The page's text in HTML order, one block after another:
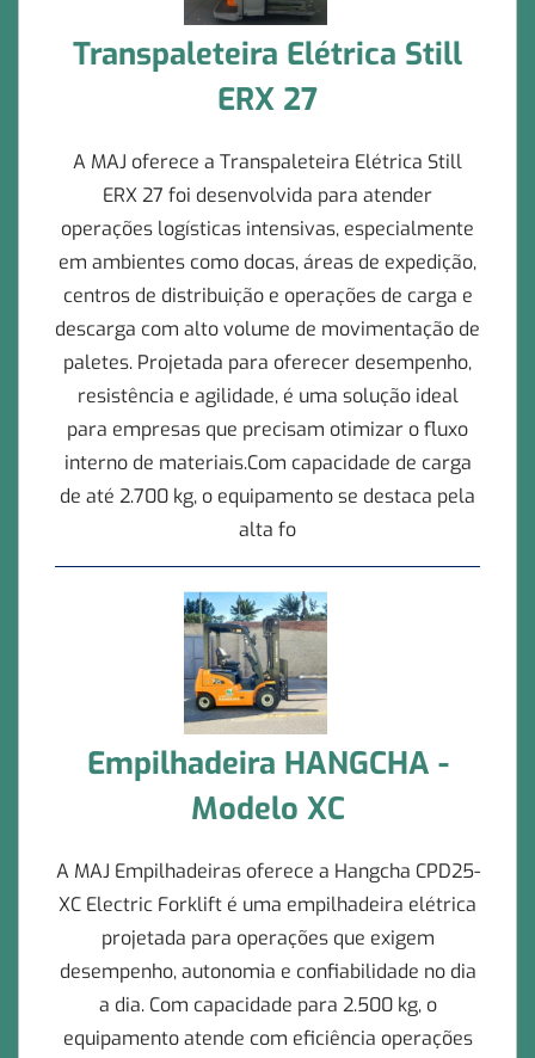
Transpaleteira Elétrica Still
ERX 27
A MAJ oferece a Transpaleteira Elétrica Still
ERX 27 foi desenvolvida para atender
operações logísticas intensivas, especialmente
em ambientes como docas, áreas de expedição,
centros de distribuição e operações de carga e
descarga com alto volume de movimentação de
paletes. Projetada para oferecer desempenho,
resistência e agilidade, é uma solução ideal
para empresas que precisam otimizar o fluxo
interno de materiais.Com capacidade de carga
de até 2.700 kg, o equipamento se destaca pela
alta fo
Empilhadeira HANGCHA -
Modelo XC
A MAJ Empilhadeiras oferece a Hangcha CPD25-
XC Electric Forklift é uma empilhadeira elétrica
projetada para operações que exigem
desempenho, autonomia e confiabilidade no dia
a dia. Com capacidade para 2.500 kg, o
equipamento atende com eficiência operações